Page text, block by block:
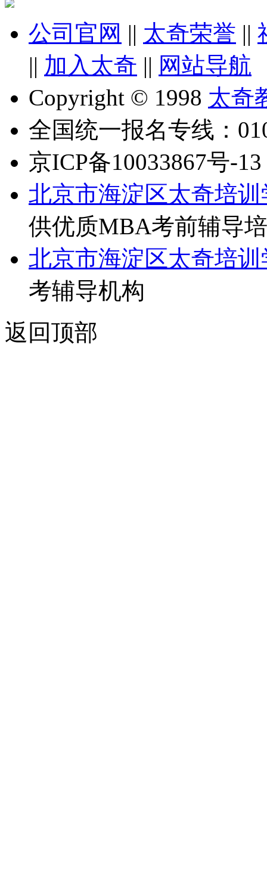
公司官网 || 太奇荣誉 ||
|| 加入太奇 || 网站导航
Copyright © 1998 太奇
全国统一报名专线：
京ICP备10033867号-13
北京市海淀区太奇培训
供优质MBA考前辅导
北京市海淀区太奇培训
考辅导机构
返回顶部